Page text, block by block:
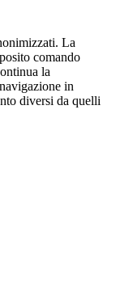
La
comando
la
in
diversi da quelli